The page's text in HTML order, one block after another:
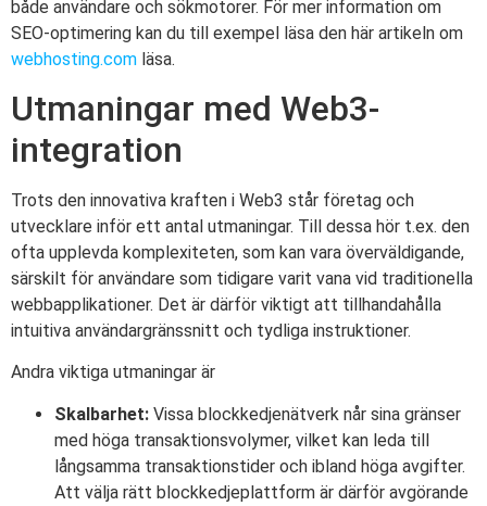
både användare och sökmotorer. För mer information om
SEO-optimering kan du till exempel läsa den här artikeln om
webhosting.com läsa.
Utmaningar med Web3-
integration
Trots den innovativa kraften i Web3 står företag och
utvecklare inför ett antal utmaningar. Till dessa hör t.ex. den
ofta upplevda komplexiteten, som kan vara överväldigande,
särskilt för användare som tidigare varit vana vid traditionella
webbapplikationer. Det är därför viktigt att tillhandahålla
intuitiva användargränssnitt och tydliga instruktioner.
Andra viktiga utmaningar är
Skalbarhet: Vissa blockkedjenätverk når sina gränser
med höga transaktionsvolymer, vilket kan leda till
långsamma transaktionstider och ibland höga avgifter.
Att välja rätt blockkedjeplattform är därför avgörande